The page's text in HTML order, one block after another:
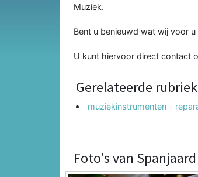
Muziek.
Bent u benieuwd wat wij voor
U kunt hiervoor direct contact
Gerelateerde
muziekinstrumenten -
Foto's van